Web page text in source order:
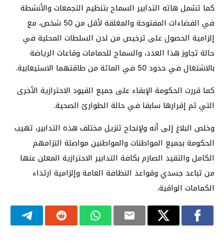
كما تشمل هاته التدابير السماح بتنظيم التجمعات والأنشطة
في الفضاءات المفتوحة والمغلقة لأقل من 50 شخص، مع
إلزامية الحصول على ترخيص من لدن السلطات المحلية في
حالة تجاوز هذا العدد، والسماح للحمامات وقاعات الرياضة
بالاشتغال في حدود 50 في المائة من طاقتهما الاستيعابية.
كما قررت الحكومة الإبقاء على جميع القيود الاحترازية الأخرى
التي تم إقرارها سابقا في حالة الطوارئ الصحية.
وخلص البلاغ إلى أنه ولإنجاح تنزيل مختلف هذه التدابير، تهيب
الحكومة بجميع المواطنات والمواطنين مواصلة التزامهم
الكامل والتقيد الصارم بكافة التدابير الاحترازية المعلن عنها
من تباعد جسدي وقواعد النظافة العامة وإلزامية ارتداء
الكمامات الواقية.